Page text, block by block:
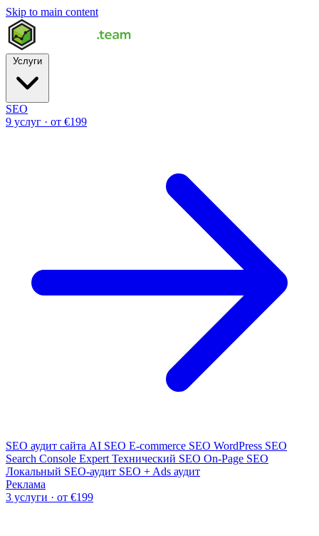
Skip to main content
SEO
9 услуг · от €199
SEO аудит сайта AI SEO E-commerce SEO WordPress SEO
Search Console Expert Технический SEO On-Page SEO
Локальный SEO-аудит SEO + Ads аудит
Реклама
3 услуги · от €199